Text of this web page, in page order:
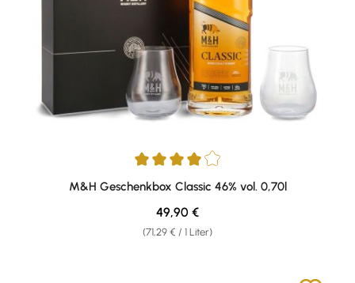
Durchschnittliche Bewertung von 4 von 5 Sternen
M&H Geschenkbox Classic 46% vol. 0,70l
(71,29 € / 1 Liter)
Regulärer Preis:
49,90 €